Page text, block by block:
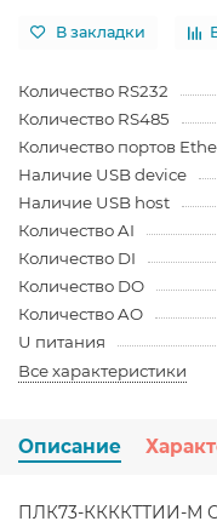
В закладки
Количество RS232
Количество RS485
Количество портов
Наличие USB device
Наличие USB host
Количество AI
Количество DI
Количество DO
Количество AO
U питания
Все характеристики
Описание
ПЛК73-ККККТТИИ-М